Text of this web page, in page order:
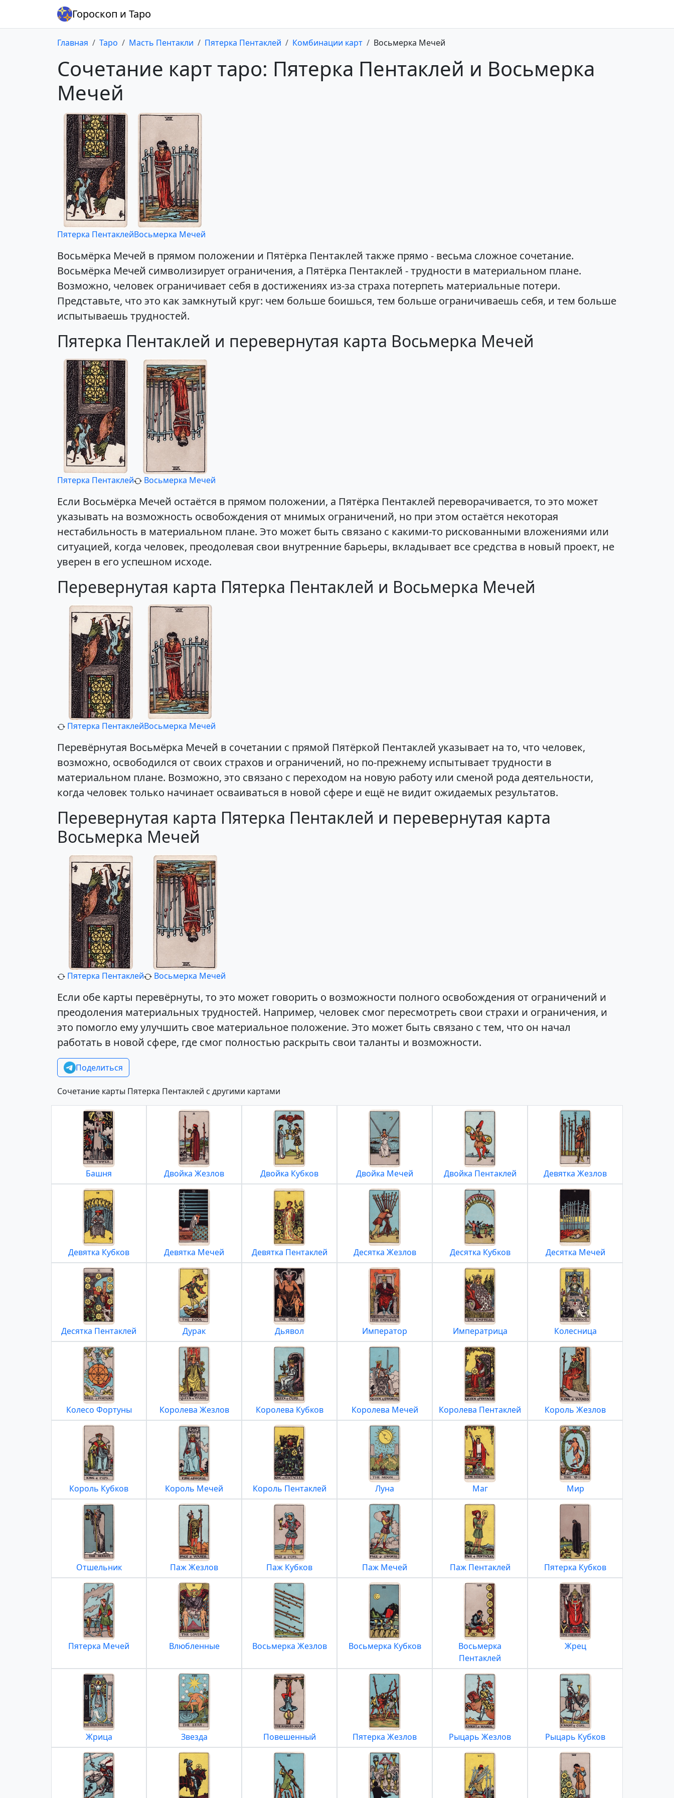
Гороскоп и Таро
Главная Таро Масть Пентакли Пятерка Пентаклей Комбинации карт Восьмерка Мечей
Сочетание карт таро: Пятерка Пентаклей и Восьмерка
Мечей
Пятерка ПентаклейВосьмерка Мечей
Восьмёрка Мечей в прямом положении и Пятёрка Пентаклей также прямо - весьма сложное сочетание.
Восьмёрка Мечей символизирует ограничения, а Пятёрка Пентаклей - трудности в материальном плане.
Возможно, человек ограничивает себя в достижениях из-за страха потерпеть материальные потери.
Представьте, что это как замкнутый круг: чем больше боишься, тем больше ограничиваешь себя, и тем больше
испытываешь трудностей.
Пятерка Пентаклей и перевернутая карта Восьмерка Мечей
Пятерка Пентаклей Восьмерка Мечей
Если Восьмёрка Мечей остаётся в прямом положении, а Пятёрка Пентаклей переворачивается, то это может
указывать на возможность освобождения от мнимых ограничений, но при этом остаётся некоторая
нестабильность в материальном плане. Это может быть связано с какими-то рискованными вложениями или
ситуацией, когда человек, преодолевая свои внутренние барьеры, вкладывает все средства в новый проект, не
уверен в его успешном исходе.
Перевернутая карта Пятерка Пентаклей и Восьмерка Мечей
Пятерка ПентаклейВосьмерка Мечей
Перевёрнутая Восьмёрка Мечей в сочетании с прямой Пятёркой Пентаклей указывает на то, что человек,
возможно, освободился от своих страхов и ограничений, но по-прежнему испытывает трудности в
материальном плане. Возможно, это связано с переходом на новую работу или сменой рода деятельности,
когда человек только начинает осваиваться в новой сфере и ещё не видит ожидаемых результатов.
Перевернутая карта Пятерка Пентаклей и перевернутая карта
Восьмерка Мечей
Пятерка Пентаклей Восьмерка Мечей
Если обе карты перевёрнуты, то это может говорить о возможности полного освобождения от ограничений и
преодоления материальных трудностей. Например, человек смог пересмотреть свои страхи и ограничения, и
это помогло ему улучшить свое материальное положение. Это может быть связано с тем, что он начал
работать в новой сфере, где смог полностью раскрыть свои таланты и возможности.
Поделиться
Сочетание карты Пятерка Пентаклей с другими картами
Башня Двойка Жезлов Двойка Кубков Двойка Мечей Двойка Пентаклей Девятка Жезлов
Девятка Кубков Девятка Мечей Девятка Пентаклей Десятка Жезлов Десятка Кубков Десятка Мечей
Десятка Пентаклей Дурак Дьявол Император Императрица Колесница
Колесо Фортуны Королева Жезлов Королева Кубков Королева Мечей Королева Пентаклей Король Жезлов
Король Кубков Король Мечей Король Пентаклей Луна Маг Мир
Отшельник Паж Жезлов Паж Кубков Паж Мечей Паж Пентаклей Пятерка Кубков
Пятерка Мечей Влюбленные Восьмерка Жезлов Восьмерка Кубков
Восьмерка
Пентаклей
Жрец
Жрица Звезда Повешенный Пятерка Жезлов Рыцарь Жезлов Рыцарь Кубков